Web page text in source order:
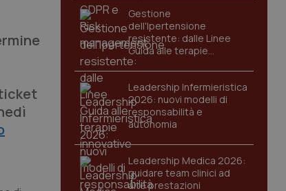
Gestione
dell'Ipertensione
resistente: dalle Linee
Guida alle terapie
innovative
Leadership Infermieristica
2026: nuovi modelli di
responsabilità e
autonomia
Leadership Medica 2026:
guidare team clinici ad
alte prestazioni